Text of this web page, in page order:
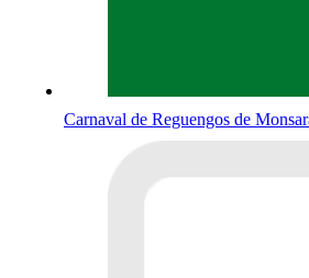
Carnaval de Reguengos de